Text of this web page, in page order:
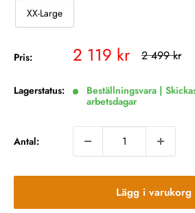
XX-Large
Pris: Vårt
2 119 kr 2 499 kr
Lagerstatus:
Beställningsvara |
arbetsdagar
Antal:
Lägg i varukorg